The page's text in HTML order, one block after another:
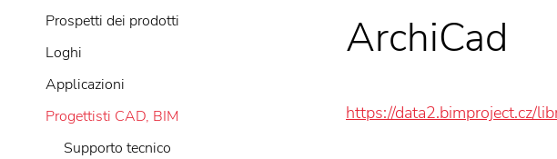
Prospetti dei prodotti
Loghi
Applicazioni
Progettisti CAD, BIM
Supporto tecnico
ArchiCad
https://data2.bimproject.cz/